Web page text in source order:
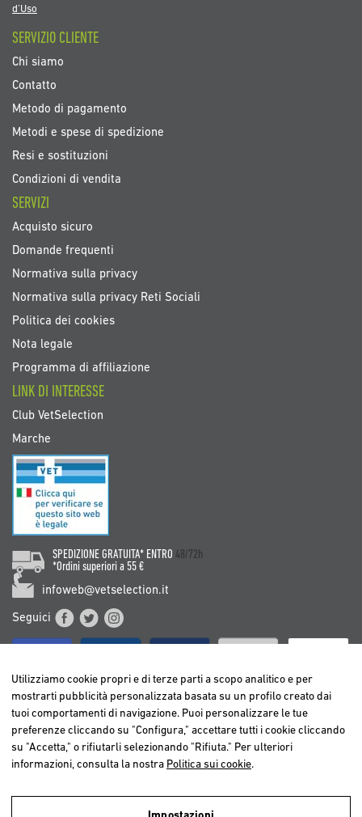
Newsletter:
d’Uso
SERVIZIO CLIENTE
Chi siamo
Contatto
Metodo di pagamento
Metodi e spese di spedizione
Resi e sostituzioni
Condizioni di vendita
SERVIZI
Acquisto sicuro
Domande frequenti
Normativa sulla privacy
Normativa sulla privacy Reti Sociali
Politica dei cookies
Nota legale
Programma di affiliazione
LINK DI INTERESSE
Club VetSelection
Marche
SPEDIZIONE GRATUITA* ENTRO 48/72h
*Ordini superiori a 55 €
infoweb@vetselection.it
Seguici
BELGIË / BELGIQUE
DEUTSCHLAND
ESPAÑA
ITALIA
Utilizziamo cookie propri e di terze parti a scopo analitico e per
mostrarti pubblicità personalizzata basata su un profilo creato dai
tuoi comportamenti di navigazione. Puoi personalizzare le tue
preferenze cliccando su "Configura," accettare tutti i cookie cliccando
su "Accetta," o rifiutarli selezionando "Rifiuta." Per ulteriori
informazioni, consulta la nostra Politica sui cookie.